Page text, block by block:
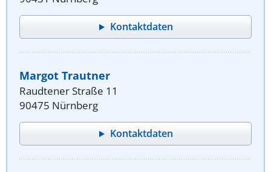
Kontaktdaten
Margot Trautner
Raudtener Straße 11
90475 Nürnberg
Kontaktdaten